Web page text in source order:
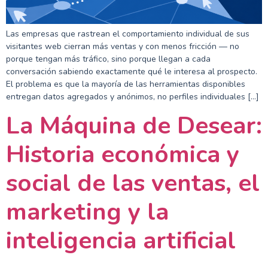
Las empresas que rastrean el comportamiento individual de sus
visitantes web cierran más ventas y con menos fricción — no
porque tengan más tráfico, sino porque llegan a cada
conversación sabiendo exactamente qué le interesa al prospecto.
El problema es que la mayoría de las herramientas disponibles
entregan datos agregados y anónimos, no perfiles individuales […]
La Máquina de Desear:
Historia económica y
social de las ventas, el
marketing y la
inteligencia artificial